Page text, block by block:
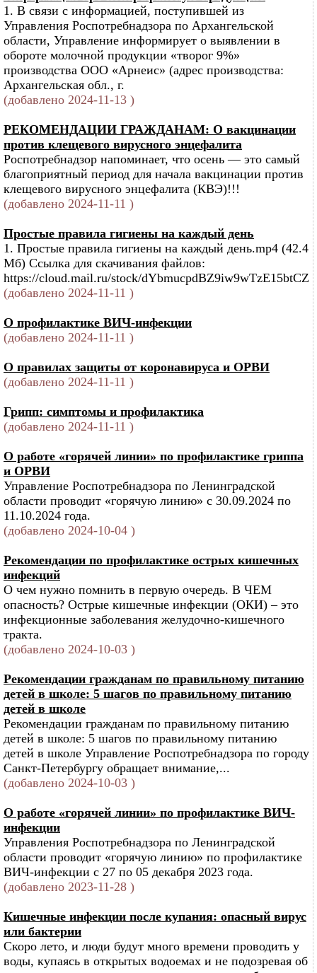
1. В связи с информацией, поступившей из
Управления Роспотребнадзора по Архангельской
области, Управление информирует о выявлении в
обороте молочной продукции «творог 9%»
производства ООО «Арнеис» (адрес производства:
Архангельская обл., г.
(добавлено 2024-11-13 )
РЕКОМЕНДАЦИИ ГРАЖДАНАМ: О вакцинации
против клещевого вирусного энцефалита
Роспотребнадзор напоминает, что осень — это самый
благоприятный период для начала вакцинации против
клещевого вирусного энцефалита (КВЭ)!!!
(добавлено 2024-11-11 )
Простые правила гигиены на каждый день
1. Простые правила гигиены на каждый день.mp4 (42.4
Мб) Ссылка для скачивания файлов:
https://cloud.mail.ru/stock/dYbmucpdBZ9iw9wTzE15btCZ
(добавлено 2024-11-11 )
О профилактике ВИЧ-инфекции
(добавлено 2024-11-11 )
О правилах защиты от коронавируса и ОРВИ
(добавлено 2024-11-11 )
Грипп: симптомы и профилактика
(добавлено 2024-11-11 )
О работе «горячей линии» по профилактике гриппа
и ОРВИ
Управление Роспотребнадзора по Ленинградской
области проводит «горячую линию» с 30.09.2024 по
11.10.2024 года.
(добавлено 2024-10-04 )
Рекомендации по профилактике острых кишечных
инфекций
О чем нужно помнить в первую очередь. В ЧЕМ
опасность? Острые кишечные инфекции (ОКИ) – это
инфекционные заболевания желудочно-кишечного
тракта.
(добавлено 2024-10-03 )
Рекомендации гражданам по правильному питанию
детей в школе: 5 шагов по правильному питанию
детей в школе
Рекомендации гражданам по правильному питанию
детей в школе: 5 шагов по правильному питанию
детей в школе Управление Роспотребнадзора по городу
Санкт-Петербургу обращает внимание,...
(добавлено 2024-10-03 )
О работе «горячей линии» по профилактике ВИЧ-
инфекции
Управления Роспотребнадзора по Ленинградской
области проводит «горячую линию» по профилактике
ВИЧ-инфекции с 27 по 05 декабря 2023 года.
(добавлено 2023-11-28 )
Кишечные инфекции после купания: опасный вирус
или бактерии
Скоро лето, и люди будут много времени проводить у
воды, купаясь в открытых водоемах и не подозревая об